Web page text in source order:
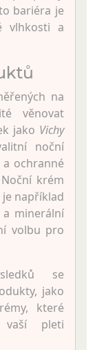
bariéra je
vlhkosti a
na
věnovat
jako Vichy
noční
ochranné
krém
je například
minerální
volbu pro
se
jako
které
vaší pleti